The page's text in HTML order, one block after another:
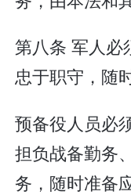
第八条 军人必
忠于职守，随
预备役人员必
担负战备勤务
务，随时准备